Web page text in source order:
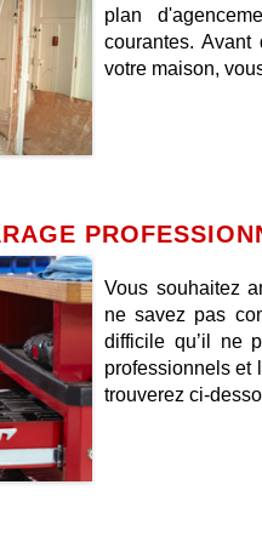
plan
courantes.
votre maison,
Vous souhaitez
ne savez pas
difficile qu’il ne
professionnels et
trouverez ci-